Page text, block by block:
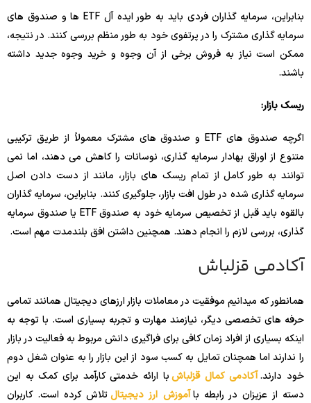
بنابراین، سرمایه گذاران فردی باید به طور ایده آل ETF ها و صندوق های
سرمایه گذاری مشترک را در پرتفوی خود به طور منظم بررسی کنند. در نتیجه،
ممکن است نیاز به فروش برخی از آن وجوه و خرید وجوه جدید داشته
باشند.
ریسک بازار:
اگرچه صندوق های ETF و صندوق های مشترک معمولاً از طریق ترکیبی
متنوع از اوراق بهادار سرمایه گذاری، نوسانات را کاهش می دهند، اما نمی
توانند به طور کامل از تمام ریسک های بازار، مانند از دست دادن اصل
سرمایه گذاری شده در طول افت بازار، جلوگیری کنند. بنابراین، سرمایه گذاران
بالقوه باید قبل از تخصیص سرمایه خود به صندوق ETF یا صندوق سرمایه
گذاری، بررسی لازم را انجام دهند. همچنین داشتن افق بلندمدت مهم است.
آکادمی قزلباش
همانطور که میدانیم موفقیت در معاملات بازار ارزهای دیجیتال همانند تمامی
حرفه های تخصصی دیگر، نیازمند مهارت و تجربه بسیاری است. با توجه به
اینکه بسیاری از افراد زمان کافی برای فراگیری دانش مربوط به فعالیت در بازار
را ندارند اما همچنان تمایل به کسب سود از این بازار را به عنوان شغل دوم
خود دارند.آکادمی کمال قزلباشبا ارائه خدمتی کارآمد برای کمک به این
دسته از عزیزان در رابطه باآموزش ارز دیجیتالتلاش کرده است. کاربران